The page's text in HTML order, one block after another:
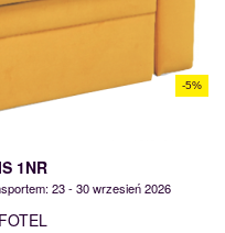
1NR
-5%
23 - 30 wrzesień 2026